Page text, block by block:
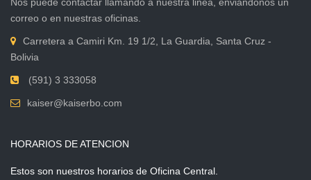
Nos puede contactar llamando a nuestra linea, enviándonos un
correo o en nuestras oficinas.
Carretera a Camiri Km. 19 1/2, La Guardia, Santa Cruz -
Bolivia
(591) 3 333058
kaiser@kaiserbo.com
HORARIOS DE ATENCION
Estos son nuestros horarios de Oficina Central.